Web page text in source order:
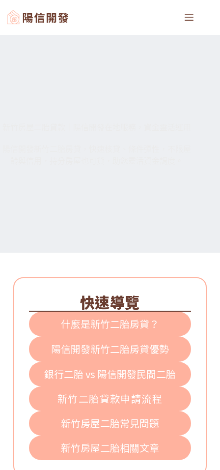
快速導覽
什麼是新竹二胎房貸？
陽信開發新竹二胎房貸優勢
銀行二胎 vs 陽信開發民間二胎
新竹二胎貸款申請流程
新竹房屋二胎常見問題
新竹房屋二胎相關文章